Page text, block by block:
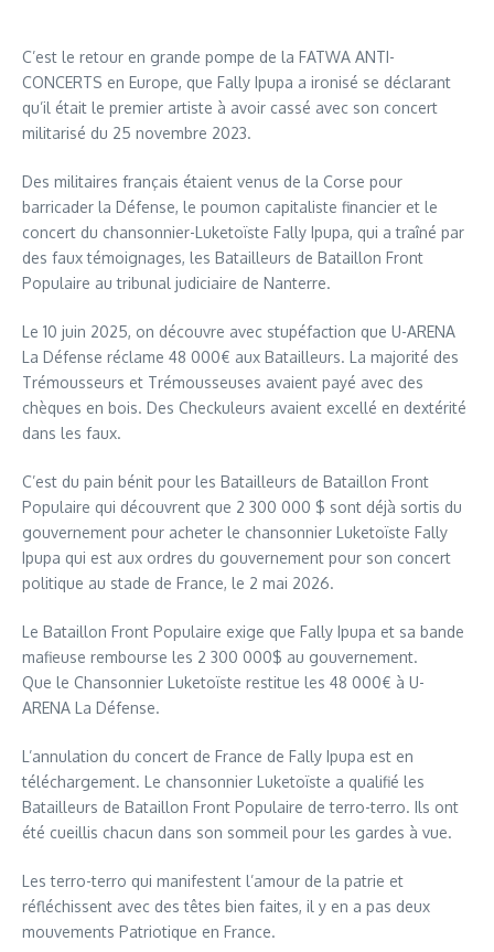
C’est le retour en grande pompe de la FATWA ANTI-
CONCERTS en Europe, que Fally Ipupa a ironisé se déclarant
qu’il était le premier artiste à avoir cassé avec son concert
militarisé du 25 novembre 2023.
Des militaires français étaient venus de la Corse pour
barricader la Défense, le poumon capitaliste financier et le
concert du chansonnier-Luketoïste Fally Ipupa, qui a traîné par
des faux témoignages, les Batailleurs de Bataillon Front
Populaire au tribunal judiciaire de Nanterre.
Le 10 juin 2025, on découvre avec stupéfaction que U-ARENA
La Défense réclame 48 000€ aux Batailleurs. La majorité des
Trémousseurs et Trémousseuses avaient payé avec des
chèques en bois. Des Checkuleurs avaient excellé en dextérité
dans les faux.
C’est du pain bénit pour les Batailleurs de Bataillon Front
Populaire qui découvrent que 2 300 000 $ sont déjà sortis du
gouvernement pour acheter le chansonnier Luketoïste Fally
Ipupa qui est aux ordres du gouvernement pour son concert
politique au stade de France, le 2 mai 2026.
Le Bataillon Front Populaire exige que Fally Ipupa et sa bande
mafieuse rembourse les 2 300 000$ au gouvernement.
Que le Chansonnier Luketoïste restitue les 48 000€ à U-
ARENA La Défense.
L’annulation du concert de France de Fally Ipupa est en
téléchargement. Le chansonnier Luketoïste a qualifié les
Batailleurs de Bataillon Front Populaire de terro-terro. Ils ont
été cueillis chacun dans son sommeil pour les gardes à vue.
Les terro-terro qui manifestent l’amour de la patrie et
réfléchissent avec des têtes bien faites, il y en a pas deux
mouvements Patriotique en France.